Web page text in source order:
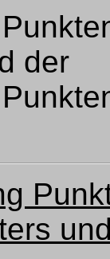
der